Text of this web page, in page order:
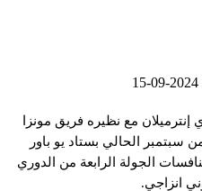
إنترميلان مع نظيره فريق مونزا
سبتمبر الحالي بستاد يو باور
الجولة الرابعة من الدوري
انزاجي.